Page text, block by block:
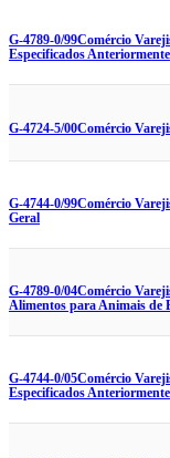
G-4789-0/99Comércio
Especificados Anteriormente
G-4724-5/00Comércio
G-4744-0/99Comércio
Geral
G-4789-0/04Comércio
Alimentos para Animais de
G-4744-0/05Comércio
Especificados Anteriormente